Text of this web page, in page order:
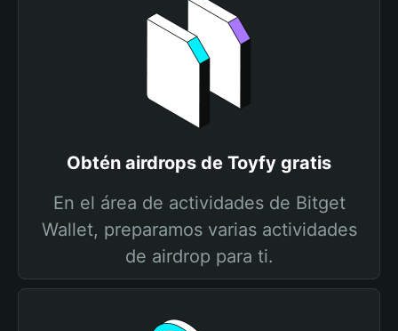
Obtén airdrops de Toyfy gratis
En el área de actividades de Bitget
Wallet, preparamos varias actividades
de airdrop para ti.